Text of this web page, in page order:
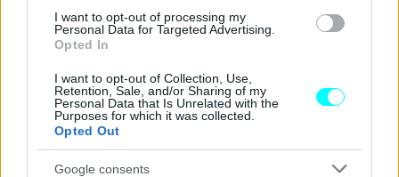
I want to opt-out of processing my
Personal Data for Targeted Advertising.
Opted In
I want to opt-out of Collection, Use,
Retention, Sale, and/or Sharing of my
Personal Data that Is Unrelated with the
Purposes for which it was collected.
Opted Out
Google consents